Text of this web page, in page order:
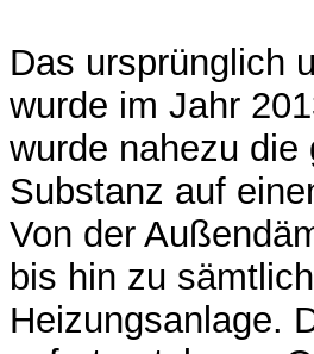
Das ursprünglich
wurde im Jahr
wurde nahezu
Substanz auf
Von der
bis hin zu
Heizungsanlage.